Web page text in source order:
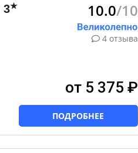
3★ 10.0/10
4 отзыва
от 5 375 ₽
ПОДРОБНЕЕ